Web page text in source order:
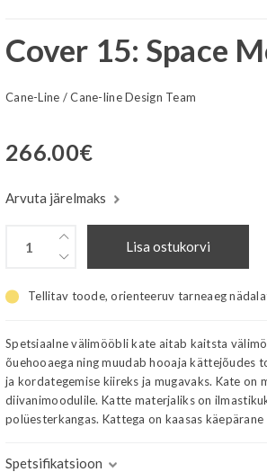
Cover 15: Space
Cane-Line / Cane-line Design Team
266.00€
Arvuta järelmaks
Lisa ostukorvi
Tellitav toode, orienteeruv tarneaeg
Spetsiaalne välimööbli kate aitab kaitsta
õuehooaega ning muudab hooaja kättejõudes
ja kordategemise kiireks ja mugavaks. Kate on
diivanimoodulile. Katte materjaliks on
polüesterkangas. Kattega on kaasas
Spetsifikatsioon